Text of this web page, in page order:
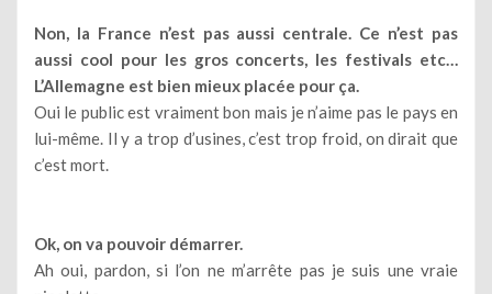
Non, la France n’est pas aussi centrale. Ce n’est pas
aussi cool pour les gros concerts, les festivals etc…
L’Allemagne est bien mieux placée pour ça.
Oui le public est vraiment bon mais je n’aime pas le pays en
lui-même. Il y a trop d’usines, c’est trop froid, on dirait que
c’est mort.
Ok, on va pouvoir démarrer.
Ah oui, pardon, si l’on ne m’arrête pas je suis une vraie